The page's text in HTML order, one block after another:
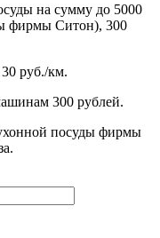
на сумму до 5000
фирмы Ситон), 300
руб./км.
300 рублей.
посуды фирмы